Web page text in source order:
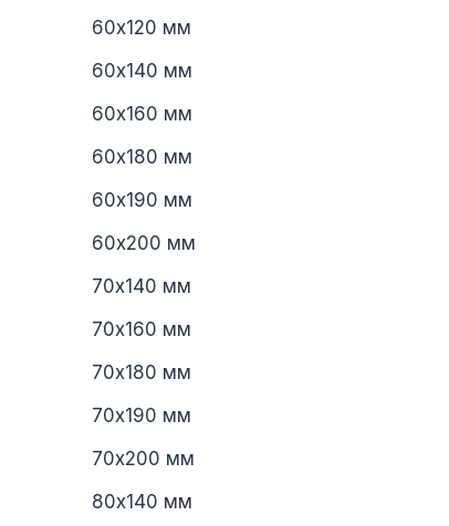
60х120 мм
60х140 мм
60х160 мм
60х180 мм
60х190 мм
60х200 мм
70х140 мм
70х160 мм
70х180 мм
70х190 мм
70х200 мм
80х140 мм